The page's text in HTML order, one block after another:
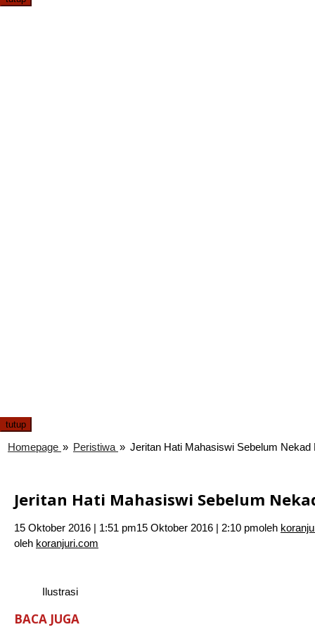
tutup
Homepage » Peristiwa » Jeritan Hati Mahasiswi Sebelum Nekad
Jeritan Hati Mahasiswi Sebelum
15 Oktober 2016 | 1:51 pm15 Oktober 2016 | 2:10 pmoleh
oleh koranjuri.com
Ilustrasi
BACA JUGA